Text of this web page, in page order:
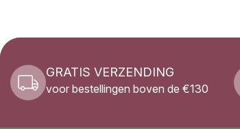
GRATIS VERZENDING
voor bestellingen boven de €130